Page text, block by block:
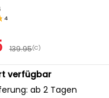
4
139.95(C)
verfügbar
ab 2 Tagen